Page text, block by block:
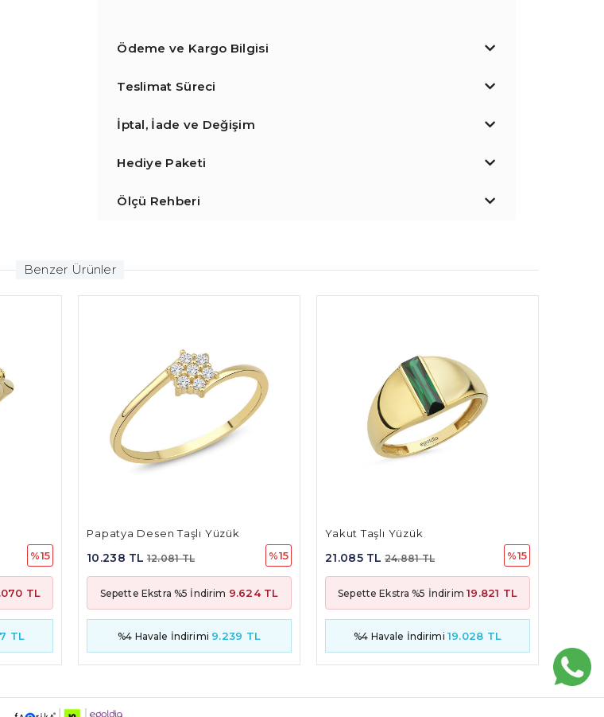
Ödeme ve Kargo Bilgisi
Teslimat Süreci
İptal, İade ve Değişim
Hediye Paketi
Ölçü Rehberi
Benzer Ürünler
%15
TL
TL
Yakut Taşlı Yüzük
21.085 TL 24.881 TL %15
Sepette Ekstra %5 İndirim 19.821 TL
%4 Havale İndirimi 19.028 TL
Kral Yüzük
21.939 TL 25.888 TL %15
Sepette Ekstra %5 İndirim20.624
TL
%4 Havale İndirimi19.799 TL